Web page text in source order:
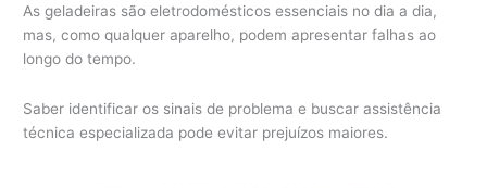
As geladeiras são eletrodomésticos essenciais no dia a dia,
mas, como qualquer aparelho, podem apresentar falhas ao
longo do tempo.
Saber identificar os sinais de problema e buscar assistência
técnica especializada pode evitar prejuízos maiores.